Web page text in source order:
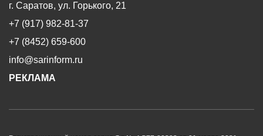
г. Саратов, ул. Горького, 21
+7 (917) 982-81-37
+7 (8452) 659-600
info@sarinform.ru
РЕКЛАМА